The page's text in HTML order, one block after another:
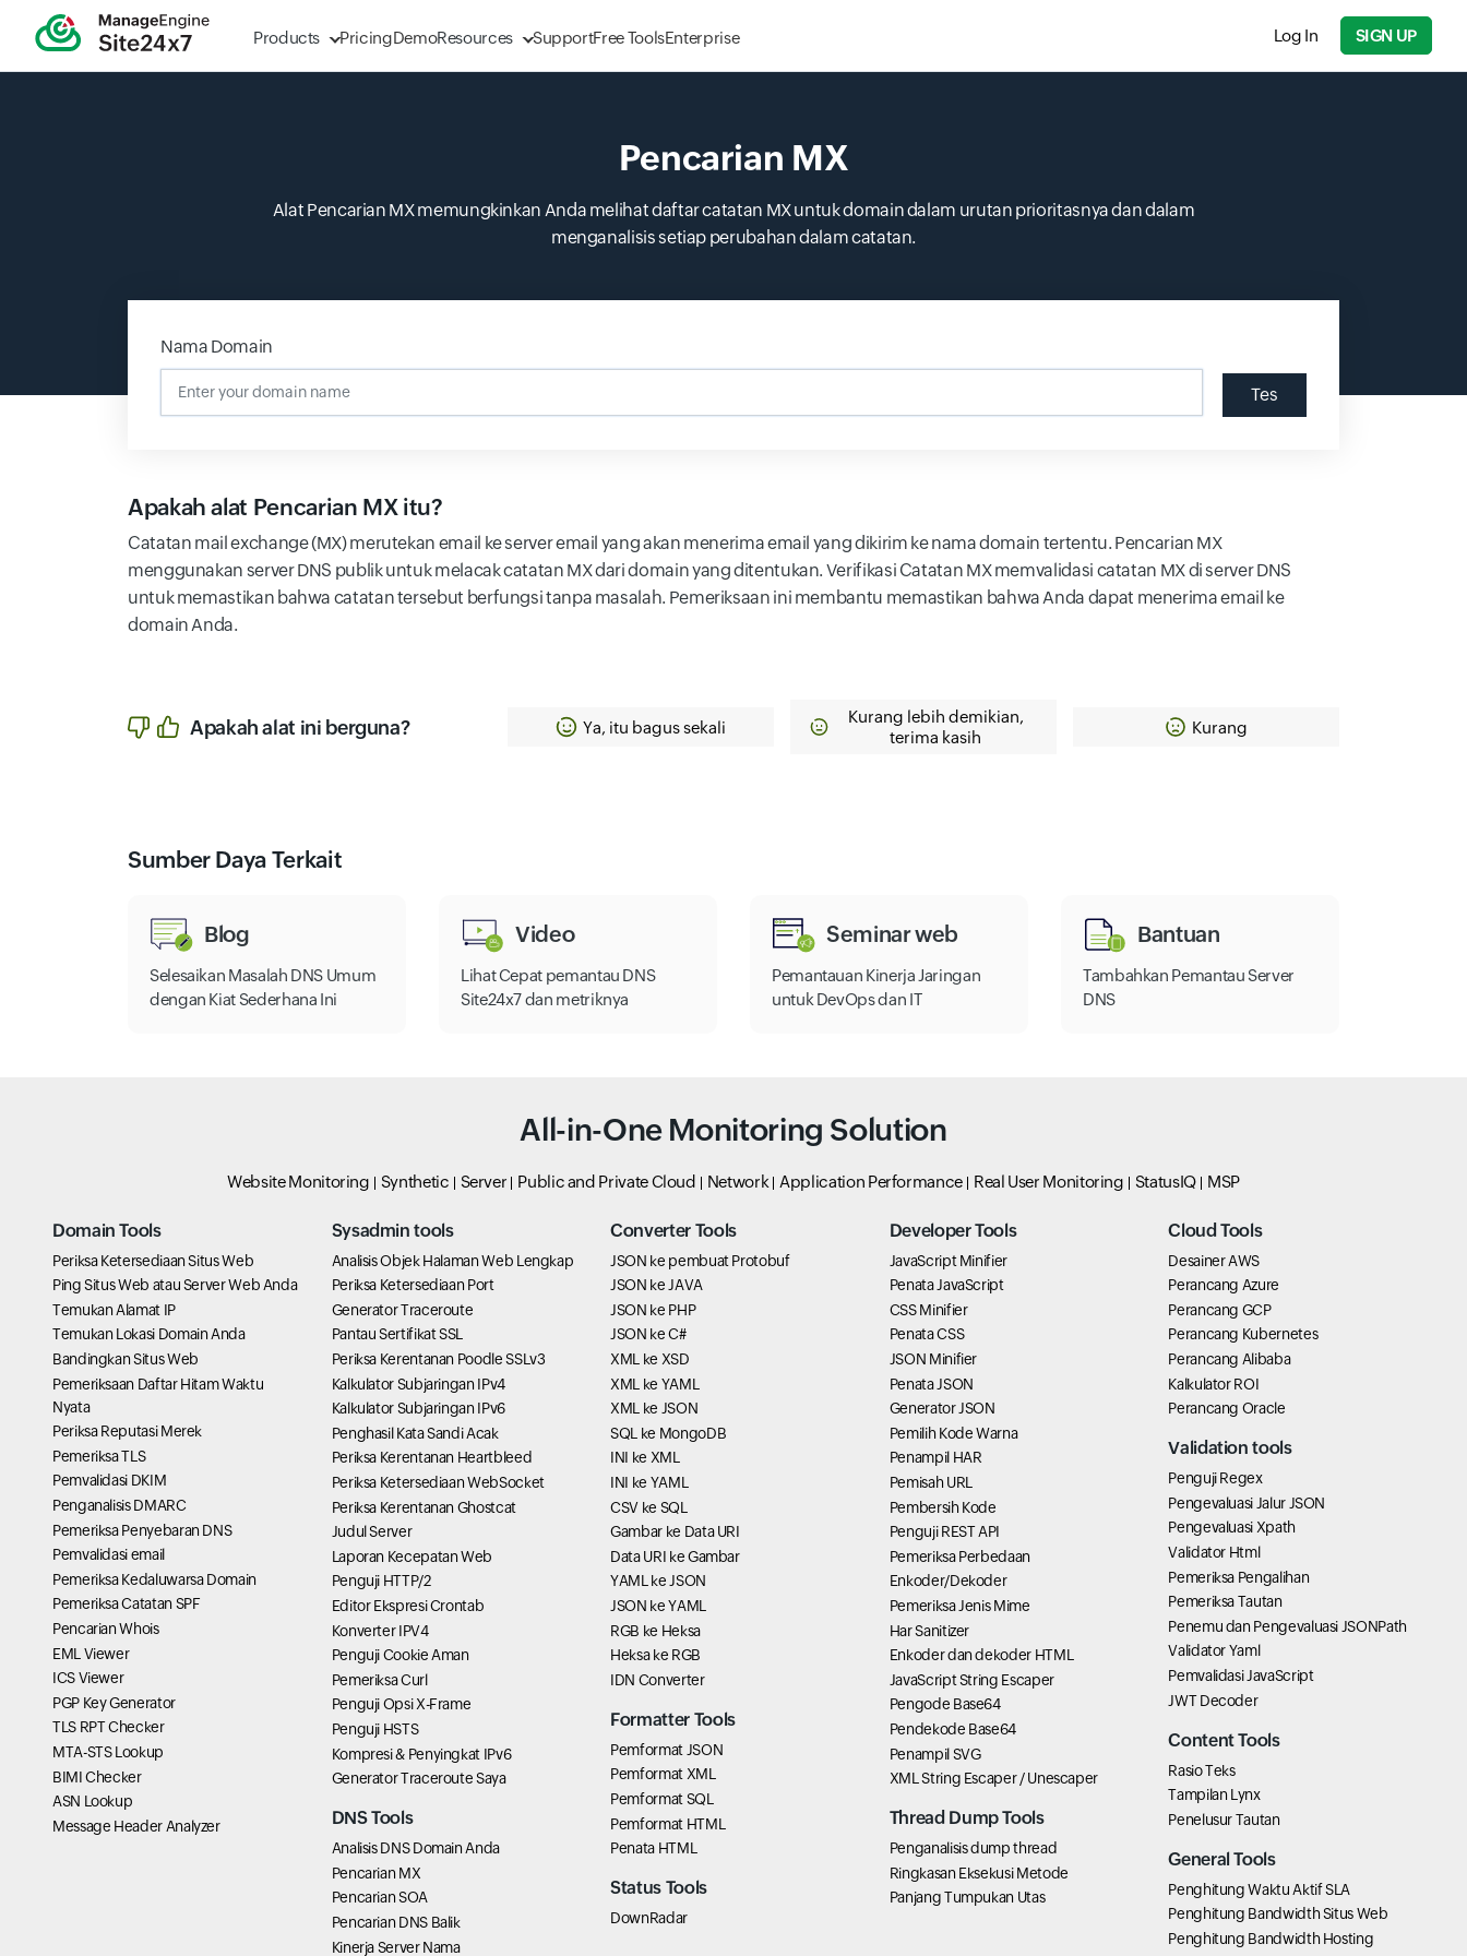
Products PricingDemoResources SupportFree ToolsEnterprise Log In SIGN UP
Pencarian MX
Alat Pencarian MX memungkinkan Anda melihat daftar catatan MX untuk domain dalam urutan prioritasnya dan dalam
menganalisis setiap perubahan dalam catatan.
Nama Domain
Tes
Apakah alat Pencarian MX itu?
Catatan mail exchange (MX) merutekan email ke server email yang akan menerima email yang dikirim ke nama domain tertentu. Pencarian MX
menggunakan server DNS publik untuk melacak catatan MX dari domain yang ditentukan. Verifikasi Catatan MX memvalidasi catatan MX di server DNS
untuk memastikan bahwa catatan tersebut berfungsi tanpa masalah. Pemeriksaan ini membantu memastikan bahwa Anda dapat menerima email ke
domain Anda.
Apakah alat ini berguna? Ya, itu bagus sekali
Kurang lebih demikian,
terima kasih
Kurang
Sumber Daya Terkait
Blog
Selesaikan Masalah DNS Umum
dengan Kiat Sederhana Ini
Video
Lihat Cepat pemantau DNS
Site24x7 dan metriknya
Seminar web
Pemantauan Kinerja Jaringan
untuk DevOps dan IT
Bantuan
Tambahkan Pemantau Server
DNS
All-in-One Monitoring Solution
Website Monitoring Synthetic Server Public and Private Cloud Network Application Performance Real User Monitoring StatusIQ MSP
Domain Tools
Periksa Ketersediaan Situs Web
Ping Situs Web atau Server Web Anda
Temukan Alamat IP
Temukan Lokasi Domain Anda
Bandingkan Situs Web
Pemeriksaan Daftar Hitam Waktu
Nyata
Periksa Reputasi Merek
Pemeriksa TLS
Pemvalidasi DKIM
Penganalisis DMARC
Pemeriksa Penyebaran DNS
Pemvalidasi email
Pemeriksa Kedaluwarsa Domain
Pemeriksa Catatan SPF
Pencarian Whois
EML Viewer
ICS Viewer
PGP Key Generator
TLS RPT Checker
MTA-STS Lookup
BIMI Checker
ASN Lookup
Message Header Analyzer
Sysadmin tools
Analisis Objek Halaman Web Lengkap
Periksa Ketersediaan Port
Generator Traceroute
Pantau Sertifikat SSL
Periksa Kerentanan Poodle SSLv3
Kalkulator Subjaringan IPv4
Kalkulator Subjaringan IPv6
Penghasil Kata Sandi Acak
Periksa Kerentanan Heartbleed
Periksa Ketersediaan WebSocket
Periksa Kerentanan Ghostcat
Judul Server
Laporan Kecepatan Web
Penguji HTTP/2
Editor Ekspresi Crontab
Konverter IPV4
Penguji Cookie Aman
Pemeriksa Curl
Penguji Opsi X-Frame
Penguji HSTS
Kompresi & Penyingkat IPv6
Generator Traceroute Saya
DNS Tools
Analisis DNS Domain Anda
Pencarian MX
Pencarian SOA
Pencarian DNS Balik
Kinerja Server Nama
Converter Tools
JSON ke pembuat Protobuf
JSON ke JAVA
JSON ke PHP
JSON ke C#
XML ke XSD
XML ke YAML
XML ke JSON
SQL ke MongoDB
INI ke XML
INI ke YAML
CSV ke SQL
Gambar ke Data URI
Data URI ke Gambar
YAML ke JSON
JSON ke YAML
RGB ke Heksa
Heksa ke RGB
IDN Converter
Formatter Tools
Pemformat JSON
Pemformat XML
Pemformat SQL
Pemformat HTML
Penata HTML
Status Tools
DownRadar
Developer Tools
JavaScript Minifier
Penata JavaScript
CSS Minifier
Penata CSS
JSON Minifier
Penata JSON
Generator JSON
Pemilih Kode Warna
Penampil HAR
Pemisah URL
Pembersih Kode
Penguji REST API
Pemeriksa Perbedaan
Enkoder/Dekoder
Pemeriksa Jenis Mime
Har Sanitizer
Enkoder dan dekoder HTML
JavaScript String Escaper
Pengode Base64
Pendekode Base64
Penampil SVG
XML String Escaper / Unescaper
Thread Dump Tools
Penganalisis dump thread
Ringkasan Eksekusi Metode
Panjang Tumpukan Utas
Cloud Tools
Desainer AWS
Perancang Azure
Perancang GCP
Perancang Kubernetes
Perancang Alibaba
Kalkulator ROI
Perancang Oracle
Validation tools
Penguji Regex
Pengevaluasi Jalur JSON
Pengevaluasi Xpath
Validator Html
Pemeriksa Pengalihan
Pemeriksa Tautan
Penemu dan Pengevaluasi JSONPath
Validator Yaml
Pemvalidasi JavaScript
JWT Decoder
Content Tools
Rasio Teks
Tampilan Lynx
Penelusur Tautan
General Tools
Penghitung Waktu Aktif SLA
Penghitung Bandwidth Situs Web
Penghitung Bandwidth Hosting